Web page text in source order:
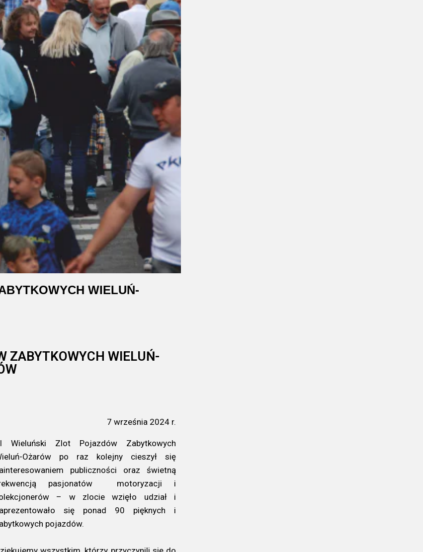
WIELUŃ-
ZABYTKOWYCH WIELUŃ-
7 września 2024 r.
Wieluński Zlot Pojazdów Zabytkowych
Ożarów po raz kolejny cieszył się
publiczności oraz świetną
pasjonatów
motoryzacji i
– w zlocie wzięło udział i
się ponad 90 pięknych i
pojazdów.